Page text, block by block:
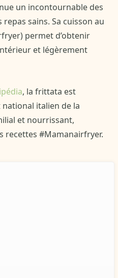
un incontournable des
sains. Sa cuisson au
permet d’obtenir
et légèrement
, la frittata est
italien de la
et nourrissant,
recettes #Mamanairfryer.